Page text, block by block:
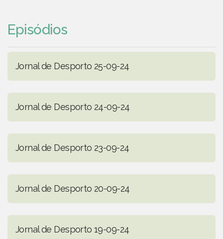
Episódios
Jornal de Desporto 25-09-24
Jornal de Desporto 24-09-24
Jornal de Desporto 23-09-24
Jornal de Desporto 20-09-24
Jornal de Desporto 19-09-24